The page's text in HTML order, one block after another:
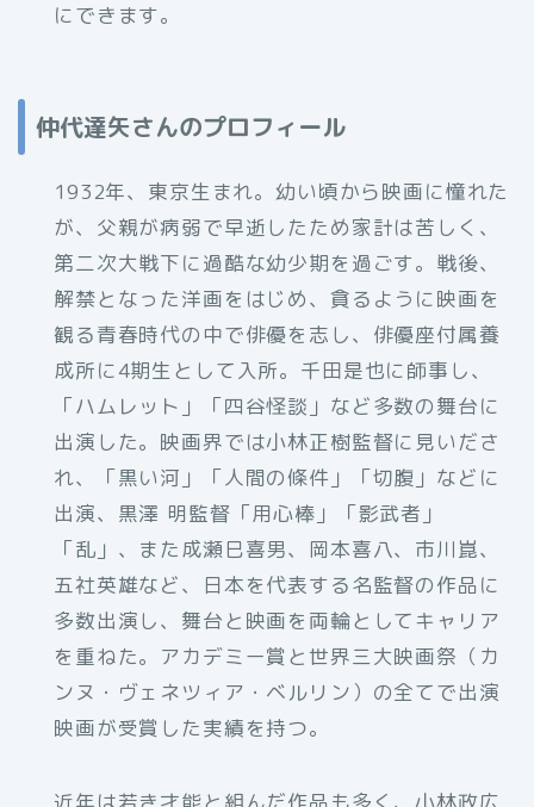
にできます。
仲代達矢さんのプロフィール
1932年、東京生まれ。幼い頃から映画に憧れた
が、父親が病弱で早逝したため家計は苦しく、
第二次大戦下に過酷な幼少期を過ごす。戦後、
解禁となった洋画をはじめ、貪るように映画を
観る青春時代の中で俳優を志し、俳優座付属養
成所に4期生として入所。千田是也に師事し、
「ハムレット」「四谷怪談」など多数の舞台に
出演した。映画界では小林正樹監督に見いださ
れ、「黒い河」「人間の條件」「切腹」などに
出演、黒澤 明監督「用心棒」「影武者」
「乱」、また成瀬巳喜男、岡本喜八、市川崑、
五社英雄など、日本を代表する名監督の作品に
多数出演し、舞台と映画を両輪としてキャリア
を重ねた。アカデミー賞と世界三大映画祭（カ
ンヌ・ヴェネツィア・ベルリン）の全てで出演
映画が受賞した実績を持つ。
近年は若き才能と組んだ作品も多く、小林政広